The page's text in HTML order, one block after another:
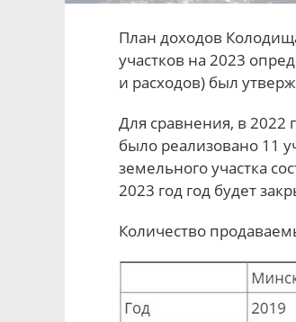
План доходов
участков на 2023
и расходов) был
Для сравнения, в 2022
было реализовано 11
земельного участка
2023 год год будет
Количество